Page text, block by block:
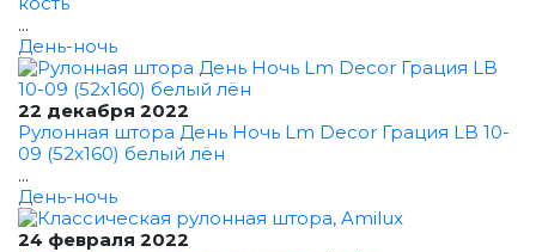
...
День-ночь
22 декабря 2022
Рулонная штора День Ночь Lm Decor Грация LB 10-
09 (52x160) белый лён
...
День-ночь
24 февраля 2022